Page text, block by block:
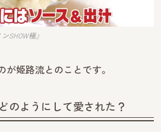
SHOW極』
が姫路流とのことです。
のようにして愛された？